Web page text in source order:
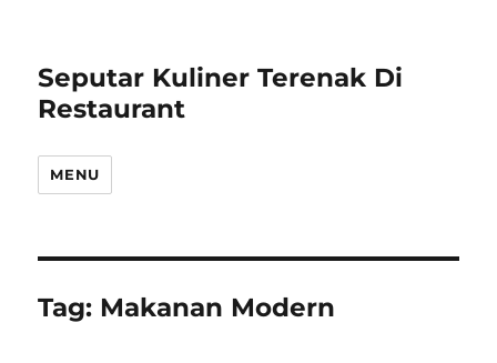
Seputar Kuliner Terenak Di
Restaurant
MENU
Tag: Makanan Modern